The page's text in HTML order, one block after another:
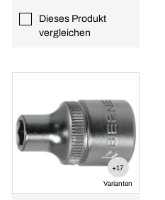
Dieses Produkt
vergleichen
+17
Varianten